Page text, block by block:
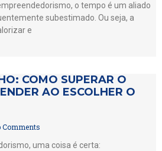
o tempo é um aliado
subestimado. Ou seja, a
e
COMO SUPERAR O
AO ESCOLHER O
Comments
uma coisa é certa: